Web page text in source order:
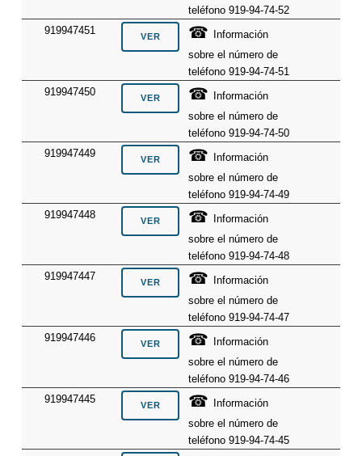
teléfono 919-94-74-52
919947451
☎ Información
sobre el número de
teléfono 919-94-74-51
919947450
☎ Información
sobre el número de
teléfono 919-94-74-50
919947449
☎ Información
sobre el número de
teléfono 919-94-74-49
919947448
☎ Información
sobre el número de
teléfono 919-94-74-48
919947447
☎ Información
sobre el número de
teléfono 919-94-74-47
919947446
☎ Información
sobre el número de
teléfono 919-94-74-46
919947445
☎ Información
sobre el número de
teléfono 919-94-74-45